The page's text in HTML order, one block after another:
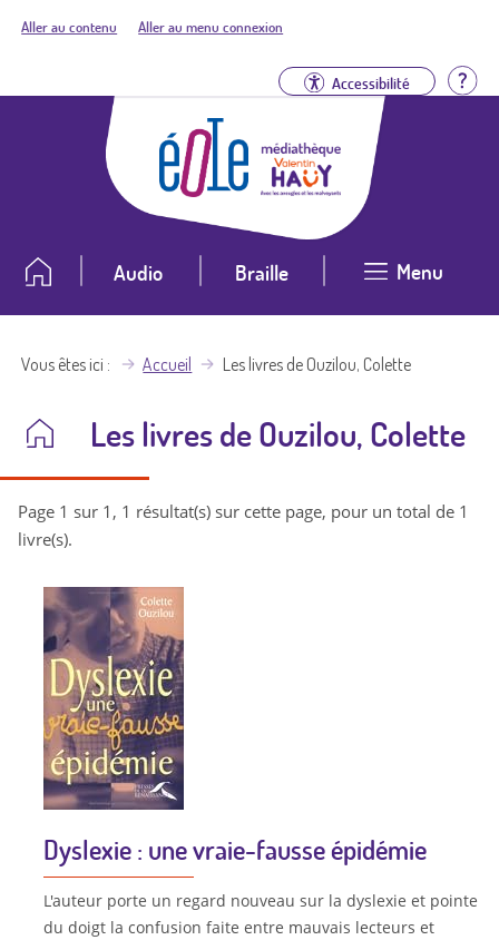
Aller au contenu Aller au menu connexion
Accessibilité
Audio Braille Menu
Vous êtes ici Accueil Les livres de Ouzilou, Colette
Les livres de Ouzilou, Colette
Page 1 sur 1, 1 résultat(s) sur cette page, pour un total de 1
livre(s).
Dyslexie : une vraie-fausse épidémie
L'auteur porte un regard nouveau sur la dyslexie et pointe
du doigt la confusion faite entre mauvais lecteurs et